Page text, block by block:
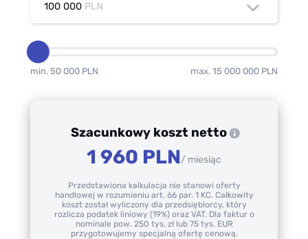
100 000 PLN
min. 50 000 PLN max. 15 000 000 PLN
Szacunkowy koszt netto
1 960 PLN/ miesiąc
Przedstawiona kalkulacja nie stanowi oferty
handlowej w rozumieniu art. 66 par. 1 KC. Całkowity
koszt został wyliczony dla przedsiębiorcy, który
rozlicza podatek liniowy (19%) oraz VAT. Dla faktur o
nominale pow. 250 tys. zł lub 75 tys. EUR
przygotowujemy specjalną ofertę cenową.